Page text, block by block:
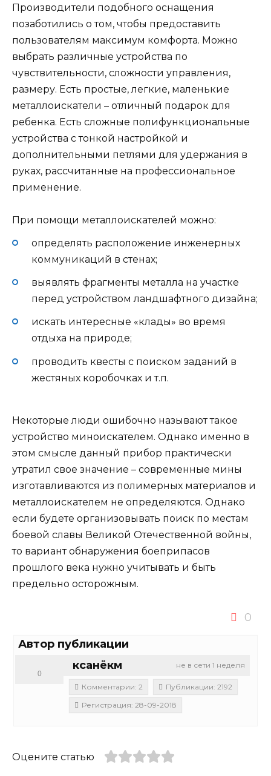
Производители подобного оснащения
позаботились о том, чтобы предоставить
пользователям максимум комфорта. Можно
выбрать различные устройства по
чувствительности, сложности управления,
размеру. Есть простые, легкие, маленькие
металлоискатели – отличный подарок для
ребенка. Есть сложные полифункциональные
устройства с тонкой настройкой и
дополнительными петлями для удержания в
руках, рассчитанные на профессиональное
применение.
При помощи металлоискателей можно:
определять расположение инженерных
коммуникаций в стенах;
выявлять фрагменты металла на участке
перед устройством ландшафтного дизайна;
искать интересные «клады» во время
отдыха на природе;
проводить квесты с поиском заданий в
жестяных коробочках и т.п.
Некоторые люди ошибочно называют такое
устройство миноискателем. Однако именно в
этом смысле данный прибор практически
утратил свое значение – современные мины
изготавливаются из полимерных материалов и
металлоискателем не определяются. Однако
если будете организовывать поиск по местам
боевой славы Великой Отечественной войны,
то вариант обнаружения боеприпасов
прошлого века нужно учитывать и быть
предельно осторожным.
0
Автор публикации
не в сети 1 неделя
ксанёкм
0
Комментарии: 2
Публикации: 2192
Регистрация: 28-09-2018
Оцените статью